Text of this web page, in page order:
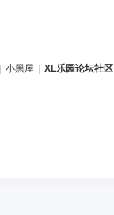
小黑屋 XL乐园论坛社区